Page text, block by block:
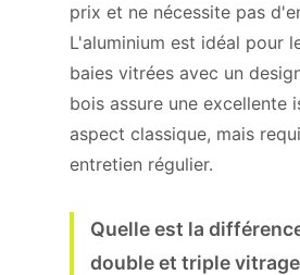
prix et ne nécessite pas
L'aluminium est idéal pour
baies vitrées avec un
bois assure une excellente
aspect classique, mais
entretien régulier.
Quelle est la
double et triple